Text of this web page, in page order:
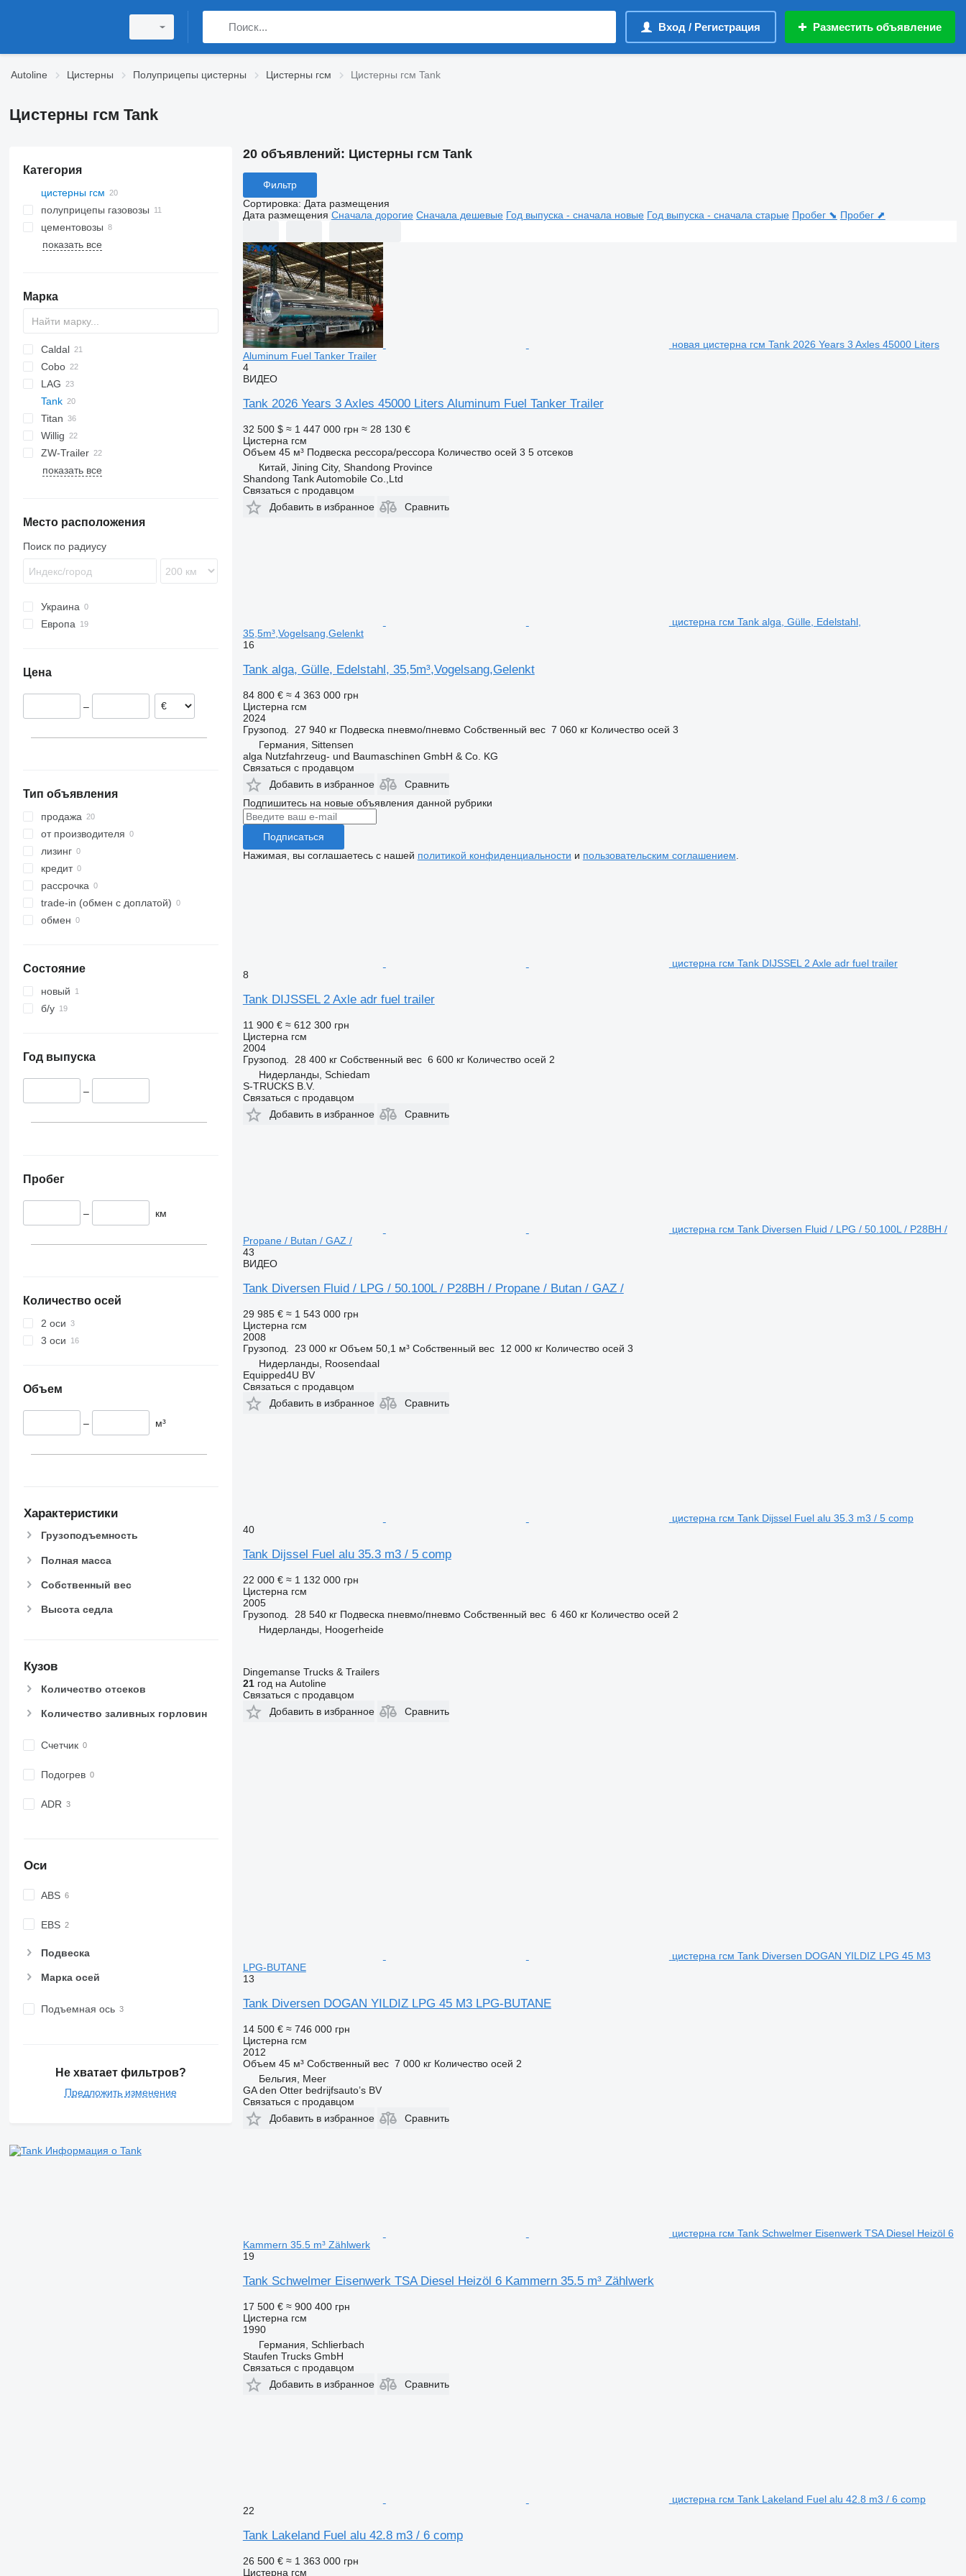
Вход / Регистрация Разместить объявление
Autoline Цистерны Полуприцепы цистерны Цистерны гсм Цистерны гсм Tank
Цистерны гсм Tank
Категория
цистерны гсм
полуприцепы газовозы
цементовозы
показать все
Марка
BPO
Caldal
Cobo
SOA
TSA
TX
Stralis
STB
LAG
0-3
O-3
SR
SK
OPL 38
Tank
Titan
TX
Willig
ZW-Trailer
показать все
Место расположения
Поиск по радиусу
Украина
Европа
Цена
–
Тип объявления
продажа
от производителя
лизинг
кредит
рассрочка
trade-in (обмен с доплатой)
обмен
Состояние
новый
б/у
Год выпуска
–
Пробег
– км
Количество осей
2 оси
3 оси
Объем
– м³
Характеристики
Грузоподъемность
Полная масса
Собственный вес
Высота седла
Кузов
Количество отсеков
Количество заливных горловин
Счетчик
Подогрев
ADR
Оси
ABS
EBS
Подвеска
Марка осей
Подъемная ось
Не хватает фильтров?
Предложить изменение
Информация о Tank
20 объявлений: Цистерны гсм Tank
Фильтр
Сортировка: Дата размещения
Дата размещения Сначала дорогие Сначала дешевые Год выпуска - сначала новые Год выпуска - сначала старые Пробег ⬊ Пробег ⬈
новая цистерна гсм Tank 2026 Years 3 Axles 45000 Liters
Aluminum Fuel Tanker Trailer
4
ВИДЕО
Tank 2026 Years 3 Axles 45000 Liters Aluminum Fuel Tanker Trailer
32 500 $ ≈ 1 447 000 грн ≈ 28 130 €
Цистерна гсм
Объем 45 м³ Подвеска рессора/рессора Количество осей 3 5 отсеков
Китай, Jining City, Shandong Province
Shandong Tank Automobile Co.,Ltd
Связаться с продавцом
Добавить в избранное
Сравнить
цистерна гсм Tank alga, Gülle, Edelstahl,
35,5m³,Vogelsang,Gelenkt
16
Tank alga, Gülle, Edelstahl, 35,5m³,Vogelsang,Gelenkt
84 800 € ≈ 4 363 000 грн
Цистерна гсм
2024
Грузопод.
27 940 кг Подвеска пневмо/пневмо Собственный вес 7 060 кг Количество осей 3
Германия, Sittensen
alga Nutzfahrzeug- und Baumaschinen GmbH & Co. KG
Связаться с продавцом
Добавить в избранное
Сравнить
Подпишитесь на новые объявления данной рубрики
Подписаться
Нажимая, вы соглашаетесь с нашей политикой конфиденциальности и пользовательским соглашением
цистерна гсм Tank DIJSSEL 2 Axle adr fuel trailer
8
Tank DIJSSEL 2 Axle adr fuel trailer
11 900 € ≈ 612 300 грн
Цистерна гсм
2004
Грузопод.
28 400 кг Собственный вес 6 600 кг Количество осей 2
Нидерланды, Schiedam
S-TRUCKS B.V.
Связаться с продавцом
Добавить в избранное
Сравнить
цистерна гсм Tank Diversen Fluid / LPG / 50.100L / P28BH /
Propane / Butan / GAZ /
43
ВИДЕО
Tank Diversen Fluid / LPG / 50.100L / P28BH / Propane / Butan / GAZ /
29 985 € ≈ 1 543 000 грн
Цистерна гсм
2008
Грузопод.
23 000 кг Объем 50,1 м³ Собственный вес 12 000 кг Количество осей 3
Нидерланды, Roosendaal
Equipped4U BV
Связаться с продавцом
Добавить в избранное
Сравнить
цистерна гсм Tank Dijssel Fuel alu 35.3 m3 / 5 comp
40
Tank Dijssel Fuel alu 35.3 m3 / 5 comp
22 000 € ≈ 1 132 000 грн
Цистерна гсм
2005
Грузопод.
28 540 кг Подвеска пневмо/пневмо Собственный вес 6 460 кг Количество осей 2
Нидерланды, Hoogerheide
Dingemanse Trucks & Trailers
21год на Autoline
Связаться с продавцом
Добавить в избранное
Сравнить
цистерна гсм Tank Diversen DOGAN YILDIZ LPG 45 M3
LPG-BUTANE
13
Tank Diversen DOGAN YILDIZ LPG 45 M3 LPG-BUTANE
14 500 € ≈ 746 000 грн
Цистерна гсм
2012
Объем 45 м³ Собственный вес 7 000 кг Количество осей 2
Бельгия, Meer
GA den Otter bedrijfsauto’s BV
Связаться с продавцом
Добавить в избранное
Сравнить
цистерна гсм Tank Schwelmer Eisenwerk TSA Diesel Heizöl 6
Kammern 35.5 m³ Zählwerk
19
Tank Schwelmer Eisenwerk TSA Diesel Heizöl 6 Kammern 35.5 m³ Zählwerk
17 500 € ≈ 900 400 грн
Цистерна гсм
1990
Германия, Schlierbach
Staufen Trucks GmbH
Связаться с продавцом
Добавить в избранное
Сравнить
цистерна гсм Tank Lakeland Fuel alu 42.8 m3 / 6 comp
22
Tank Lakeland Fuel alu 42.8 m3 / 6 comp
26 500 € ≈ 1 363 000 грн
Цистерна гсм